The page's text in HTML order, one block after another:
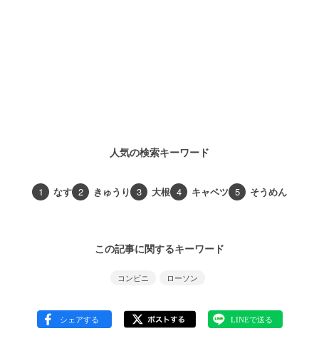
人気の検索キーワード
1 なす 2 きゅうり 3 大根 4 キャベツ 5 そうめん
この記事に関するキーワード
コンビニ ローソン